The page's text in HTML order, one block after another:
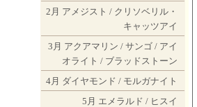
2月 アメジスト / クリソベリル・
キャッツアイ
3月 アクアマリン / サンゴ/ アイ
オライト / ブラッドストーン
4月 ダイヤモンド / モルガナイト
5月 エメラルド / ヒスイ